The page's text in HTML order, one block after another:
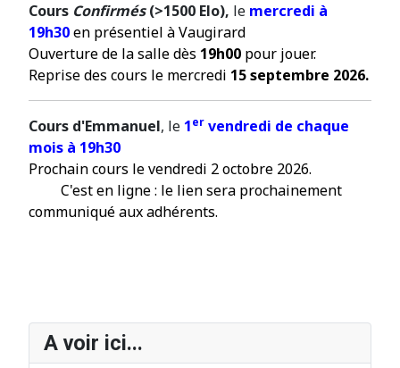
A voir ici...
Cours Confirmés(>1500 Elo), le mercredi à
19h30en présentiel à Vaugirard
Ouverture de la salle dès 19h00 pour jouer.
Reprise des cours le mercredi 15 septembre 2026.
Cours d'Emmanuel, le 1er vendredi de chaque
mois à 19h30
Prochain cours le vendredi 2 octobre 2026.
C'est en ligne : le lien sera prochainement
communiqué aux adhérents.